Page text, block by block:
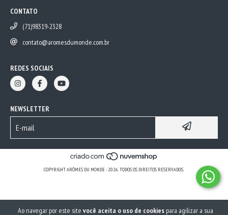
Ao navegar por este site você aceita o uso de cookiespara agilizar a sua
CONTATO
(71)98319-2328
contato@aromesdumonde.com.br
REDES SOCIAIS
NEWSLETTER
COPYRIGHT ARÔMES DU MONDE - 2026. TODOS OS DIREITOS RESERVADOS.